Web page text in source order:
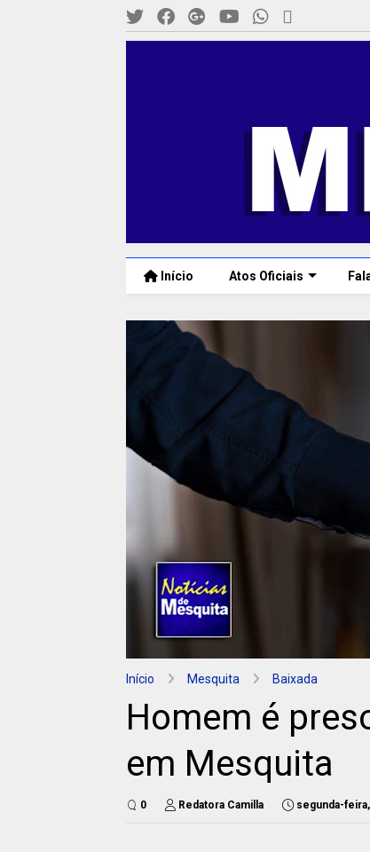
Início Atos Oficiais
Início Mesquita Baixada
Homem é
em Mesquita
0 Redatora Camilla segunda-